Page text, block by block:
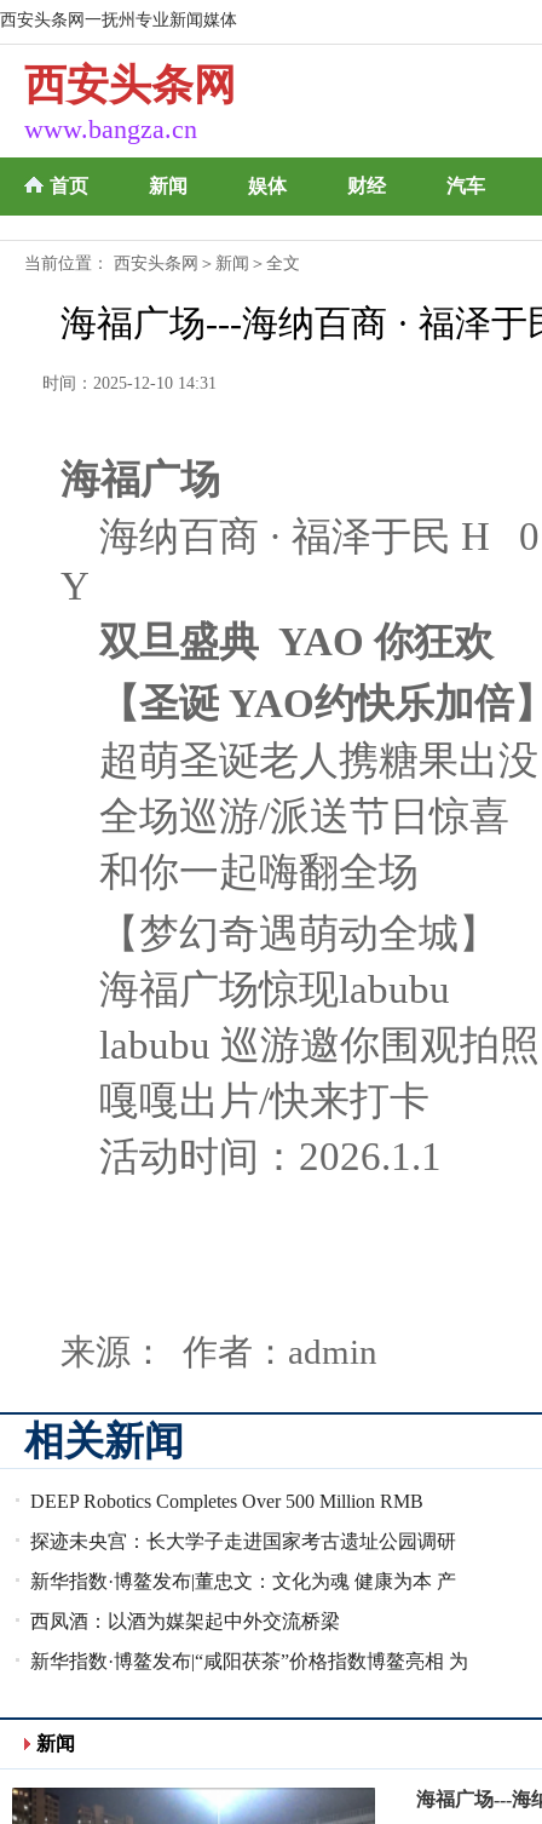
西安头条网一抚州专业新闻媒体
西安头条网
www.bangza.cn
首页 新闻 娱体 财经 汽车
当前位置： 西安头条网 ＞ 新闻 ＞全文
海福广场---海纳百商 · 福泽
时间：2025-12-10 14:31
海福广场
海纳百商 · 福泽于
Y
双旦盛典 YAO 你狂欢
【圣诞 YAO约快乐加倍
超萌圣诞老人携糖果出没
全场巡游/派送节日惊喜
和你一起嗨翻全场
【梦幻奇遇萌动全城】
海福广场惊现labubu
labubu 巡游邀你围观拍照
嘎嘎出片/快来打卡
活动时间：2026.1.1
来源： 作者：admin
相关新闻
DEEP Robotics Completes Over 500 Million RMB
Series C Fina
探迹未央宫：长大学子走进国家考古遗址公园调研
纪实
新华指数·博鳌发布|董忠文：文化为魂 健康为本 产
业为基 咸阳
西凤酒：以酒为媒架起中外交流桥梁
新华指数·博鳌发布|“咸阳茯茶”价格指数博鳌亮相 为
新闻
海福广场---海